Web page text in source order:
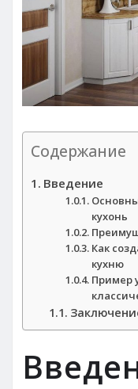
Содержание
Введение
кухонь
Как
кухню
Пример